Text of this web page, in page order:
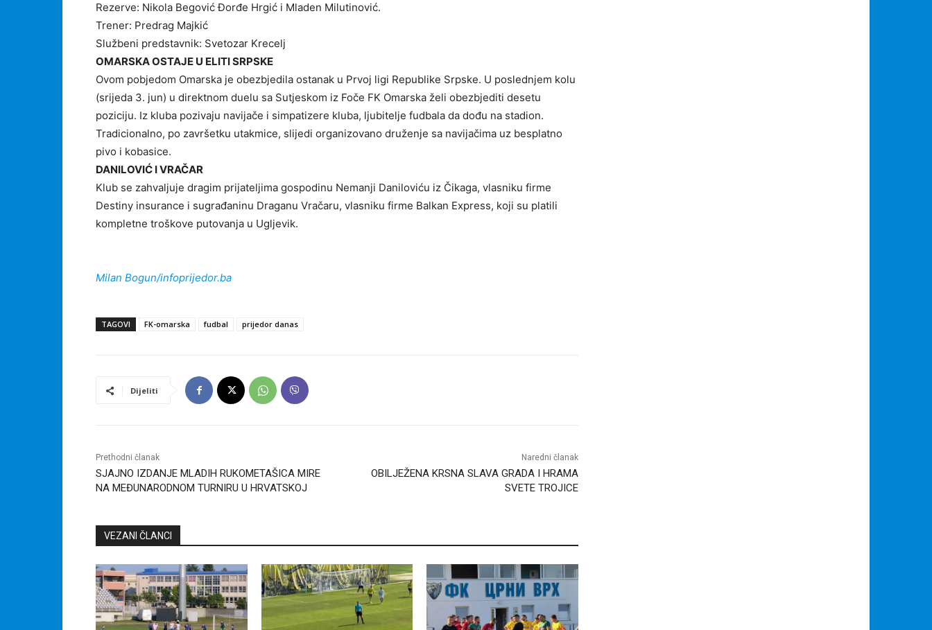
Rezerve: Nikola Begović Đorđe Hrgić i Mladen Milutinović.
Trener: Predrag Majkić
Službeni predstavnik: Svetozar Krecelj
OMARSKA OSTAJE U ELITI SRPSKE
Ovom pobjedom Omarska je obezbjedila ostanak u Prvoj ligi Republike Srpske. U poslednjem kolu
(srijeda 3. jun) u direktnom duelu sa Sutjeskom iz Foče FK Omarska želi obezbjediti desetu
poziciju. Iz kluba pozivaju navijače i simpatizere kluba, ljubitelje fudbala da dođu na stadion.
Tradicionalno, po završetku utakmice, slijedi organizovano druženje sa navijačima uz besplatno
pivo i kobasice.
DANILOVIĆ I VRAČAR
Klub se zahvaljuje dragim prijateljima gospodinu Nemanji Daniloviću iz Čikaga, vlasniku firme
Destiny insurance i sugrađaninu Draganu Vračaru, vlasniku firme Balkan Express, koji su platili
kompletne troškove putovanja u Ugljevik.
Milan Bogun/infoprijedor.ba
TAGOVI FK-omarska fudbal prijedor danas
Dijeliti
Prethodni članak
SJAJNO IZDANJE MLADIH RUKOMETAŠICA MIRE
NA MEĐUNARODNOM TURNIRU U HRVATSKOJ
Naredni članak
OBILJEŽENA KRSNA SLAVA GRADA I HRAMA
SVETE TROJICE
VEZANI ČLANCI